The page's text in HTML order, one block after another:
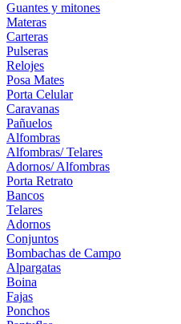
Guantes y mitones
Materas
Carteras
Pulseras
Relojes
Posa Mates
Porta Celular
Caravanas
Pañuelos
Alfombras
Alfombras/ Telares
Adornos/ Alfombras
Porta Retrato
Bancos
Telares
Adornos
Conjuntos
Bombachas de Campo
Alpargatas
Boina
Fajas
Ponchos